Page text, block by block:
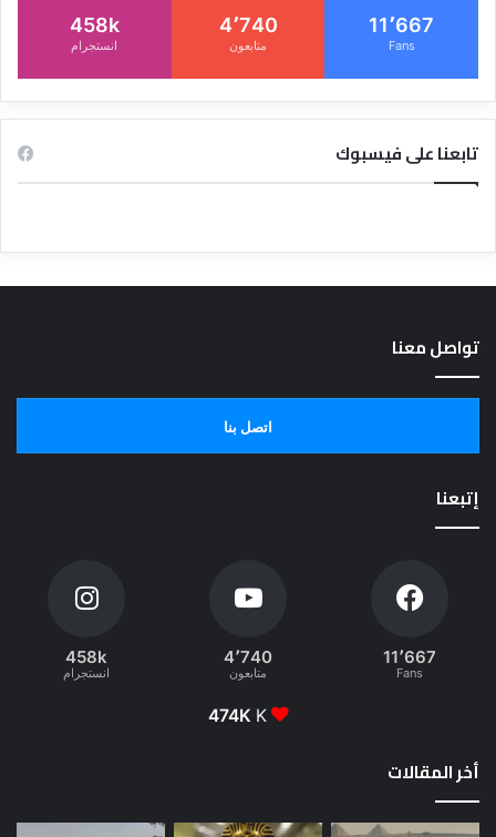
11٬667
Fans
4٬740
متابعون
458k
انستجرام
تابعنا على فيسبوك
تواصل معنا
اتصل بنا
إتبعنا
11٬667
Fans
4٬740
متابعون
458k
انستجرام
474K K
أخر المقالات